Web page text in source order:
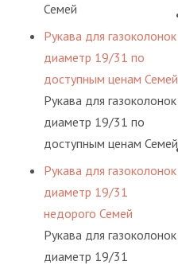
Семей
Рукава для газоколонок
диаметр 19/31 по
доступным ценам Семей
Рукава для газоколонок
диаметр 19/31 по
доступным ценам Семей
Рукава для газоколонок
диаметр 19/31
недорого Семей
Рукава для газоколонок
диаметр 19/31